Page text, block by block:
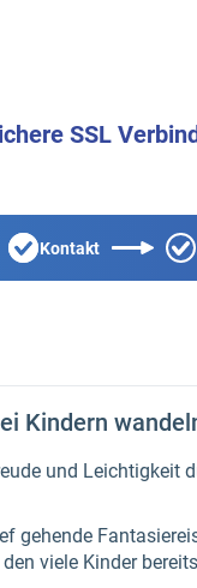
SSL
Kontakt
Kindern
und
gehende
viele Kinder